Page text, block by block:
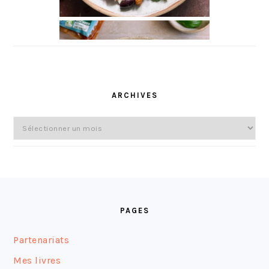
ARCHIVES
Archives
PAGES
Partenariats
Mes livres